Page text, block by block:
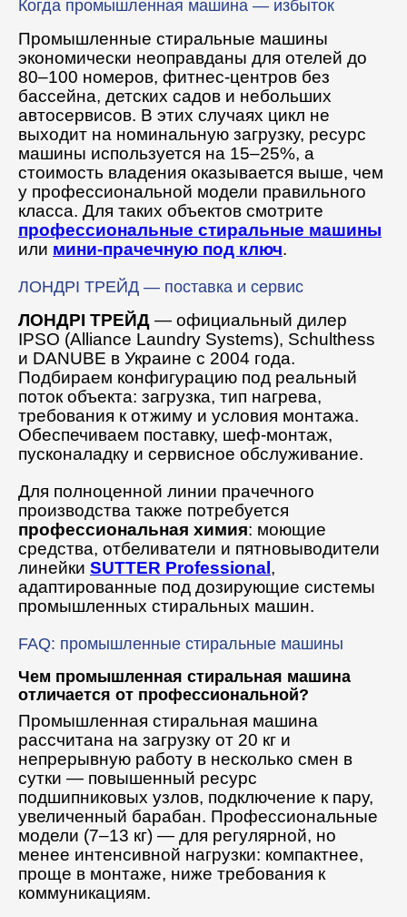
Когда промышленная машина — избыток
Промышленные стиральные машины
экономически неоправданы для отелей до
80–100 номеров, фитнес-центров без
бассейна, детских садов и небольших
автосервисов. В этих случаях цикл не
выходит на номинальную загрузку, ресурс
машины используется на 15–25%, а
стоимость владения оказывается выше, чем
у профессиональной модели правильного
класса. Для таких объектов смотрите
профессиональные стиральные машины
или мини-прачечную под ключ.
ЛОНДРІ ТРЕЙД — поставка и сервис
ЛОНДРІ ТРЕЙД — официальный дилер
IPSO (Alliance Laundry Systems), Schulthess
и DANUBE в Украине с 2004 года.
Подбираем конфигурацию под реальный
поток объекта: загрузка, тип нагрева,
требования к отжиму и условия монтажа.
Обеспечиваем поставку, шеф-монтаж,
пусконаладку и сервисное обслуживание.
Для полноценной линии прачечного
производства также потребуется
профессиональная химия: моющие
средства, отбеливатели и пятновыводители
линейки SUTTER Professional ,
адаптированные под дозирующие системы
промышленных стиральных машин.
FAQ: промышленные стиральные машины
Чем промышленная стиральная машина
отличается от профессиональной?
Промышленная стиральная машина
рассчитана на загрузку от 20 кг и
непрерывную работу в несколько смен в
сутки — повышенный ресурс
подшипниковых узлов, подключение к пару,
увеличенный барабан. Профессиональные
модели (7–13 кг) — для регулярной, но
менее интенсивной нагрузки: компактнее,
проще в монтаже, ниже требования к
коммуникациям.